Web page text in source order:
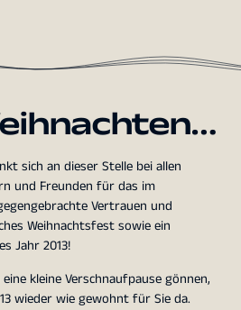
sich an dieser Stelle bei allen
und Freunden für das im
Vertrauen und
Weihnachtsfest sowie ein
Jahr 2013!
kleine Verschnaufpause gönnen,
wieder wie gewohnt für Sie da.